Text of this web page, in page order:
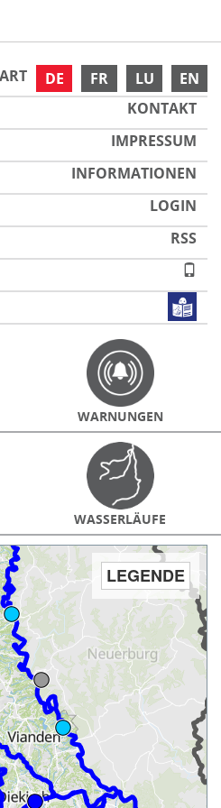
DE FR LU EN
KONTAKT
IMPRESSUM
INFORMATIONEN
LOGIN
RSS
WARNUNGEN
WASSERLÄUFE
LEGENDE